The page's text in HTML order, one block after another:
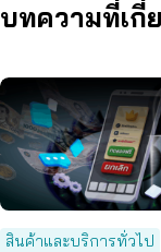
บทความที่เกี่
สินค้าและบริการทั่วไป